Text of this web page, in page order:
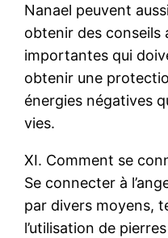
Nanael peuvent
obtenir des conseils
importantes qui
obtenir une
énergies négatives
vies.
XI. Comment se
Se connecter à
par divers moyens,
l’utilisation de